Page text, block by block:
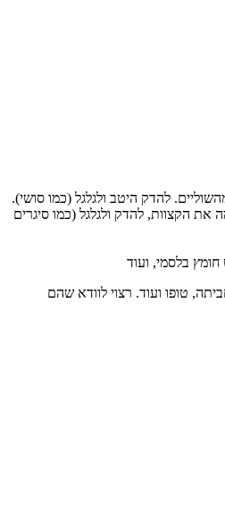
להדק היטב ולגלגל (כמו סושי).
הקצוות, להדק ולגלגל (כמו סיגרים
בלסמי, ועוד
טופו ועוד. רצוי לוודא שהם